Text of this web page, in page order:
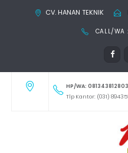
CV. HANAN TEKNIK
CALL/WA
HP/WA: 081343812803
Tlp Kantor: (031)